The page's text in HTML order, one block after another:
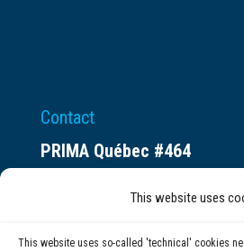
This website uses
This website uses so-called 'technical' cookies
Contact
PRIMA Québec #464
Montréal (QC) H3C 0B4